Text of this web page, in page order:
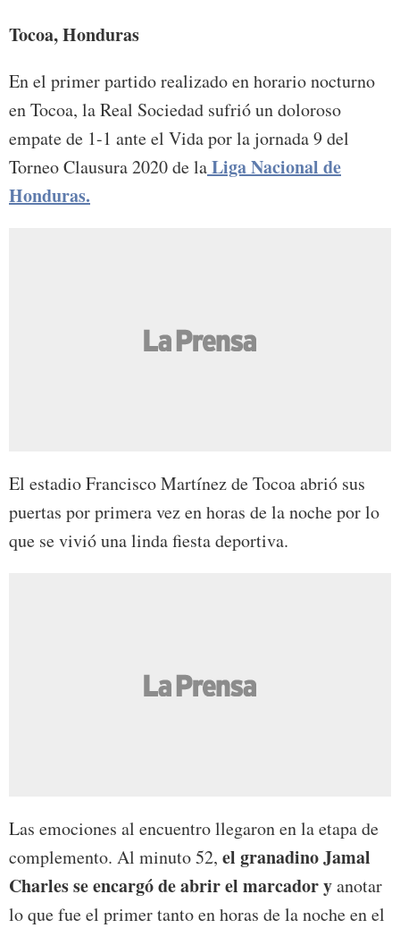
Tocoa, Honduras
En el primer partido realizado en horario nocturno
en Tocoa, la Real Sociedad sufrió un doloroso
empate de 1-1 ante el Vida por la jornada 9 del
Torneo Clausura 2020 de laLiga Nacional de
Honduras.
El estadio Francisco Martínez de Tocoa abrió sus
puertas por primera vez en horas de la noche por lo
que se vivió una linda fiesta deportiva.
Las emociones al encuentro llegaron en la etapa de
complemento. Al minuto 52, el granadino Jamal
Charles se encargó de abrir el marcador yanotar
lo que fue el primer tanto en horas de la noche en el